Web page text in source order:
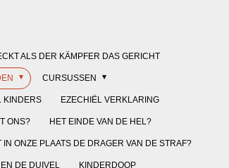
ALS DER KÄMPFER DAS GERICHT
CURSUSSEN
KINDERS EZECHIËL VERKLARING
ONS? HET EINDE VAN DE HEL?
ONZE PLAATS DE DRAGER VAN DE STRAF?
DE DUIVEL KINDERDOOP